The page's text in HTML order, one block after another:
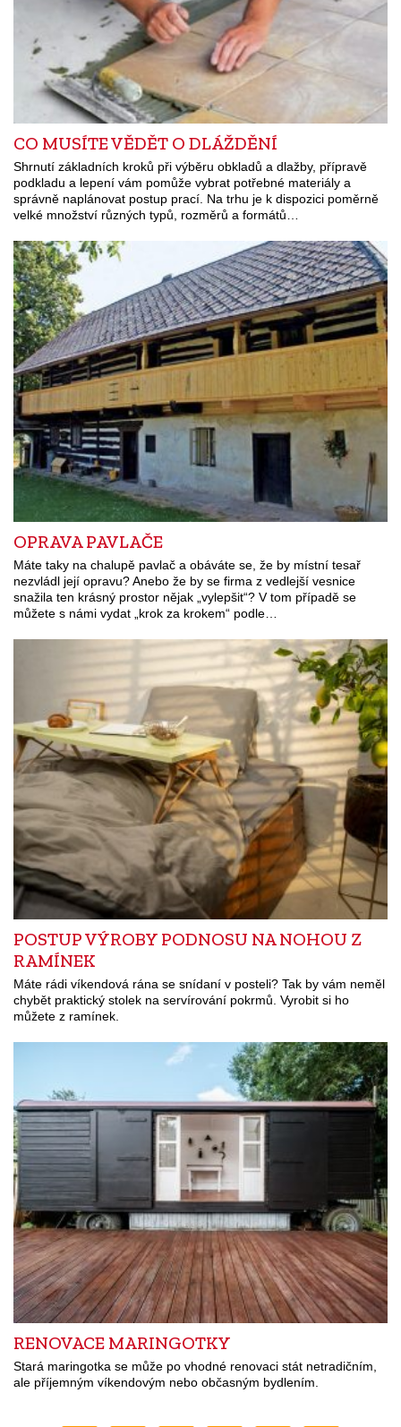
CO MUSÍTE VĚDĚT O DLÁŽDĚNÍ
Shrnutí základních kroků při výběru obkladů a dlažby, přípravě
podkladu a lepení vám pomůže vybrat potřebné materiály a
správně naplánovat postup prací. Na trhu je k dispozici poměrně
velké množství různých typů, rozměrů a formátů…
OPRAVA PAVLAČE
Máte taky na chalupě pavlač a obáváte se, že by místní tesař
nezvládl její opravu? Anebo že by se firma z vedlejší vesnice
snažila ten krásný prostor nějak „vylepšit“? V tom případě se
můžete s námi vydat „krok za krokem“ podle…
POSTUP VÝROBY PODNOSU NA NOHOU Z
RAMÍNEK
Máte rádi víkendová rána se snídaní v posteli? Tak by vám neměl
chybět praktický stolek na servírování pokrmů. Vyrobit si ho
můžete z ramínek.
RENOVACE MARINGOTKY
Stará maringotka se může po vhodné renovaci stát netradičním,
ale příjemným víkendovým nebo občasným bydlením.